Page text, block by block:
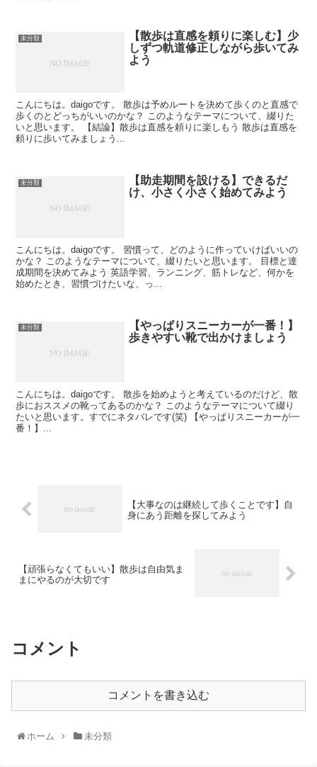
未分類
【散歩は直感を頼りに楽しむ】少
しずつ軌道修正しながら歩いてみ
よう
こんにちは。daigoです。 散歩は予めルートを決めて歩くのと直感で
歩くのとどっちがいいのかな？ このようなテーマについて、綴りた
いと思います。 【結論】散歩は直感を頼りに楽しもう 散歩は直感を
頼りに歩いてみましょう...
未分類
【助走期間を設ける】できるだ
け、小さく小さく始めてみよう
こんにちは。daigoです。 習慣って、どのように作っていけばいいの
かな？ このようなテーマについて、綴りたいと思います。 目標と達
成期間を決めてみよう 英語学習、ランニング、筋トレなど、何かを
始めたとき、習慣づけたいな、っ...
未分類
【やっぱりスニーカーが一番！】
歩きやすい靴で出かけましょう
こんにちは。daigoです。 散歩を始めようと考えているのだけど、散
歩におススメの靴ってあるのかな？ このようなテーマについて綴り
たいと思います。すでにネタバレです(笑) 【やっぱりスニーカーが一
番！】...
【大事なのは継続して歩くことです】自
身にあう距離を探してみよう
【頑張らなくてもいい】散歩は自由気ま
まにやるのが大切です
コメント
コメントを書き込む
ホーム 未分類